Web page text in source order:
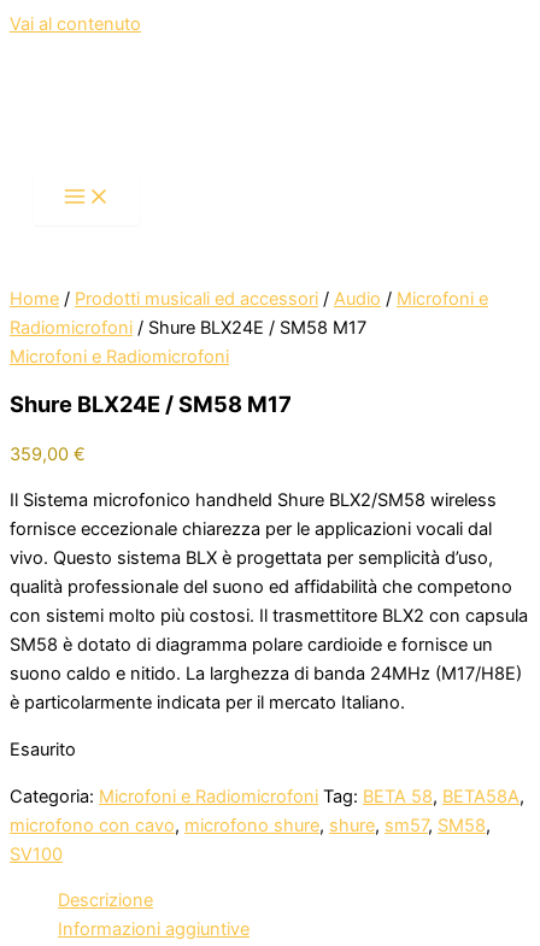
Vai al contenuto
Home / Prodotti musicali ed accessori / Audio / Microfoni e
Radiomicrofoni / Shure BLX24E / SM58 M17
Microfoni e Radiomicrofoni
Shure BLX24E / SM58 M17
359,00 €
Il Sistema microfonico handheld Shure BLX2/SM58 wireless
fornisce eccezionale chiarezza per le applicazioni vocali dal
vivo. Questo sistema BLX è progettata per semplicità d’uso,
qualità professionale del suono ed affidabilità che competono
con sistemi molto più costosi. Il trasmettitore BLX2 con capsula
SM58 è dotato di diagramma polare cardioide e fornisce un
suono caldo e nitido. La larghezza di banda 24MHz (M17/H8E)
è particolarmente indicata per il mercato Italiano.
Esaurito
Categoria: Microfoni e Radiomicrofoni Tag: BETA 58, BETA58A,
microfono con cavo, microfono shure, shure, sm57, SM58,
SV100
Descrizione
Informazioni aggiuntive